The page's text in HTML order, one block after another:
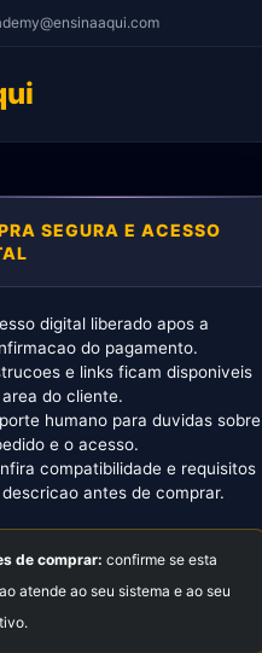
SEGURA E ACESSO
digital liberado apos a
do pagamento.
e links ficam disponiveis
area do cliente.
humano para duvidas sobre
e o acesso.
compatibilidade e requisitos
descricao antes de comprar.
de comprar: confirme se esta
atende ao seu sistema e ao seu